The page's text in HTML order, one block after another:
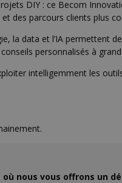
DIY : ce Becom
des parcours clients plus
la data et l’IA
personnalisés à
intelligemment les
nous vous offrons un